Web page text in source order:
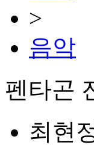
>
음악
펜타곤
최현